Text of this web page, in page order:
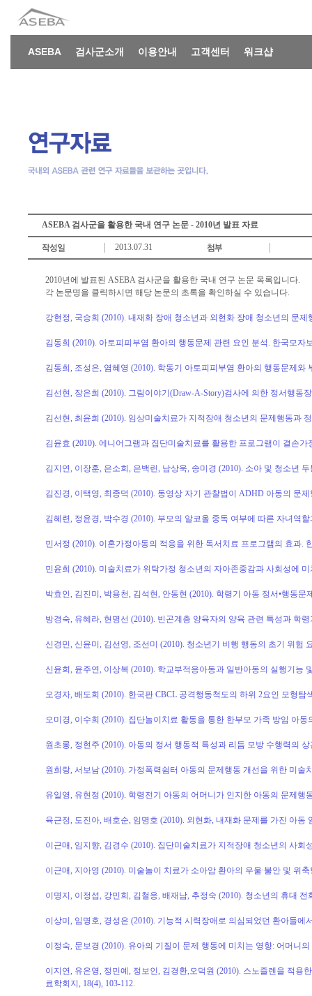
ASEBA 검사군소개 이용안내 고객센터 워크샵
ASEBA 검사군을 활용한 국내 연구 논문 - 2010년 발표 자료
2013.07.31
2010년에 발표된 ASEBA 검사군을 활용한 국내 연구 논문 목록입니다.
각 논문명을 클릭하시면 해당 논문의 초록을 확인하실 수 있습니다.
강현정, 국승희 (2010). 내재화 장애 청소년과 외현화 장애 청소년의 문
김동희 (2010). 아토피피부염 환아의 행동문제 관련 요인 분석. 한국모자
김동희, 조성은, 염혜영 (2010). 학동기 아토피피부염 환아의 행동문제
김선현, 장은희 (2010). 그림이야기(Draw-A-Story)검사에 의한 정서행동
김선현, 최윤희 (2010). 임상미술치료가 지적장애 청소년의 문제행동과
김윤효 (2010). 에니어그램과 집단미술치료를 활용한 프로그램이 결손
김지연, 이장훈, 은소희, 은백린, 남상욱, 송미경 (2010). 소아 및 청소년
김진경, 이택영, 최종덕 (2010). 동영상 자기 관찰법이 ADHD 아동의 문
김혜련, 정윤경, 박수경 (2010). 부모의 알코올 중독 여부에 따른 자녀역
민서정 (2010). 이혼가정아동의 적응을 위한 독서치료 프로그램의 효과.
민윤희 (2010). 미술치료가 위탁가정 청소년의 자아존중감과 사회성에
박효인, 김진미, 박용천, 김석현, 안동현 (2010). 학령기 아동 정서•행동
방경숙, 유혜라, 현명선 (2010). 빈곤계층 양육자의 양육 관련 특성과 학
신경민, 신윤미, 김선영, 조선미 (2010). 청소년기 비행 행동의 초기 위험
신윤희, 윤주연, 이상복 (2010). 학교부적응아동과 일반아동의 실행기능
오경자, 배도희 (2010). 한국판 CBCL 공격행동척도의 하위 2요인 모형탐
오미경, 이수희 (2010). 집단놀이치료 활동을 통한 한부모 가족 방임 아
원초롱, 정현주 (2010). 아동의 정서 행동적 특성과 리듬 모방 수행력의
원희랑, 서보남 (2010). 가정폭력쉼터 아동의 문제행동 개선을 위한 미술
유일영, 유현정 (2010). 학령전기 아동의 어머니가 인지한 아동의 문제행
육근정, 도진아, 배호순, 임명호 (2010). 외현화, 내재화 문제를 가진 아동
이근매, 임지향, 김경수 (2010). 집단미술치료가 지적장애 청소년의 사회
이근매, 지아영 (2010). 미술놀이 치료가 소아암 환아의 우울∙불안 및 위
이명지, 이정섭, 강민희, 김철응, 배재남, 추정숙 (2010). 청소년의 휴대
이상미, 임명호, 경성은 (2010). 기능적 시력장애로 의심되었던 환아들
이정숙, 문보경 (2010). 유아의 기질이 문제 행동에 미치는 영향: 어머니
이지연, 유은영, 정민예, 정보인, 김경환,오덕원 (2010). 스노즐렌을 적
료학회지, 18(4), 103-112.